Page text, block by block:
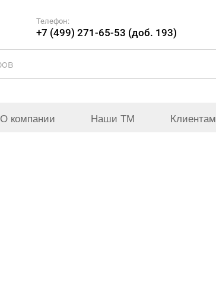
Телефон:
+7 (499) 271-65-53 (доб. 193)
О компании Наши ТМ Клиентам